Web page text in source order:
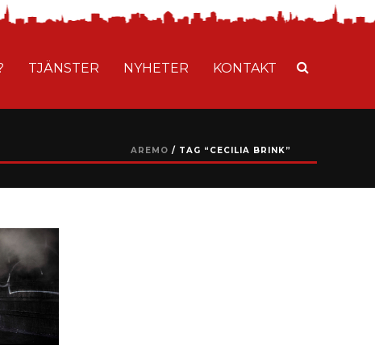
TJÄNSTER NYHETER KONTAKT
AREMO / TAG “CECILIA BRINK”